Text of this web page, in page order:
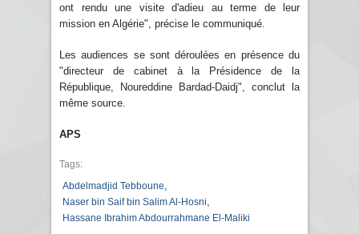
ont rendu une visite d'adieu au terme de leur
mission en Algérie", précise le communiqué.
Les audiences se sont déroulées en présence du
"directeur de cabinet à la Présidence de la
République, Noureddine Bardad-Daidj", conclut la
même source.
APS
Tags:
Abdelmadjid Tebboune
Naser bin Saif bin Salim Al-Hosni
Hassane Ibrahim Abdourrahmane El-Maliki